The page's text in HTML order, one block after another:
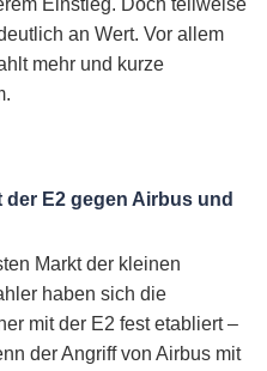
an Wert. Vor allem
mehr und kurze
der E2 gegen Airbus und
Markt der kleinen
haben sich die
mit der E2 fest etabliert –
der Angriff von Airbus mit